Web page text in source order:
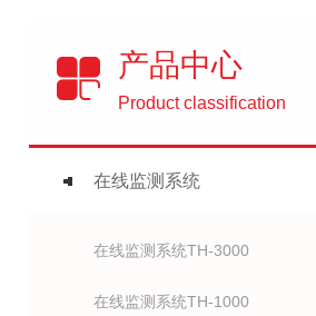
产品中心
Product classification
在线监测系统
在线监测系统TH-3000
在线监测系统TH-1000